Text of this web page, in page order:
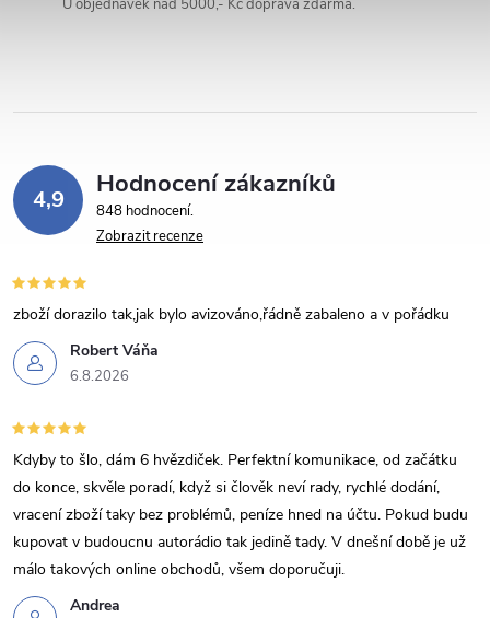
r
v
k
v
ý
p
i
s
u
U objednávek nad 5000,- Kč doprava zdarma.
4,9 Hodnocení zákazníků
848 hodnocení
Zobrazit recenze
Robert Váňa
6.8.2026
zboží dorazilo tak,jak bylo avizováno,řádně zabaleno a v pořádku
Andrea
Kdyby to šlo, dám 6 hvězdiček. Perfektní komunikace, od začátku
do konce, skvěle poradí, když si člověk neví rady, rychlé dodání,
vracení zboží taky bez problémů, peníze hned na účtu. Pokud budu
kupovat v budoucnu autorádio tak jedině tady. V dnešní době je už
málo takových online obchodů, všem doporučuji.